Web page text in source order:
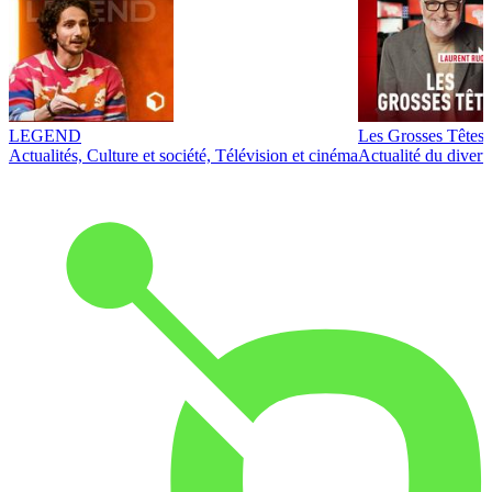
LEGEND
Actualités, Culture et société, Télévision et cinéma
Les Grosses Têtes
Actualité du